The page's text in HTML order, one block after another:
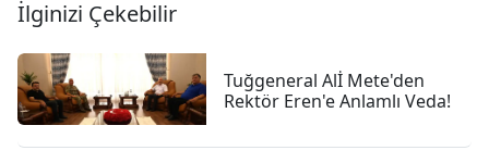
İlginizi Çekebilir
Tuğgeneral Alİ Mete'den
Rektör Eren'e Anlamlı Veda!